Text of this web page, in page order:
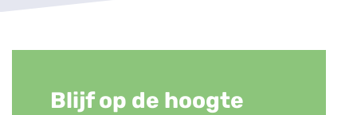
Blijf op de hoogte